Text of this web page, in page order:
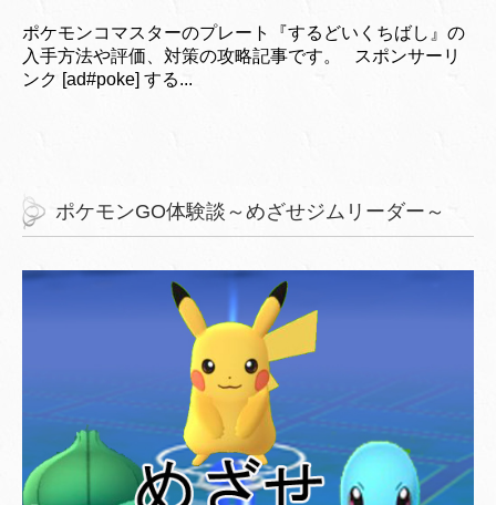
ポケモンコマスターのプレート『するどいくちばし』の
入手方法や評価、対策の攻略記事です。 スポンサーリ
ンク [ad#poke] する...
ポケモンGO体験談～めざせジムリーダー～